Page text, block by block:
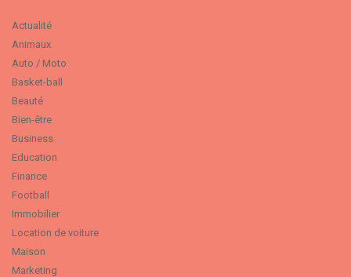
Actualité
Animaux
Auto / Moto
Basket-ball
Beauté
Bien-être
Business
Education
Finance
Football
Immobilier
Location de voiture
Maison
Marketing